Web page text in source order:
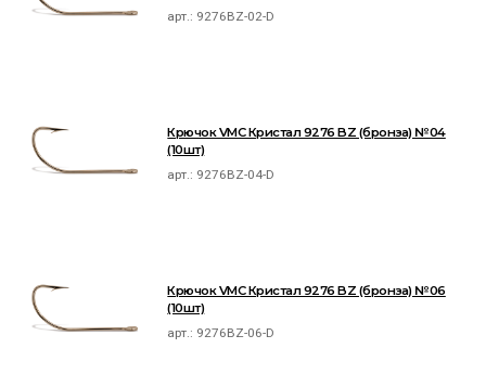
арт.: 9276BZ-02-D
Крючок VMC Кристал 9276 BZ (бронза) №04
(10шт)
арт.: 9276BZ-04-D
Крючок VMC Кристал 9276 BZ (бронза) №06
(10шт)
арт.: 9276BZ-06-D